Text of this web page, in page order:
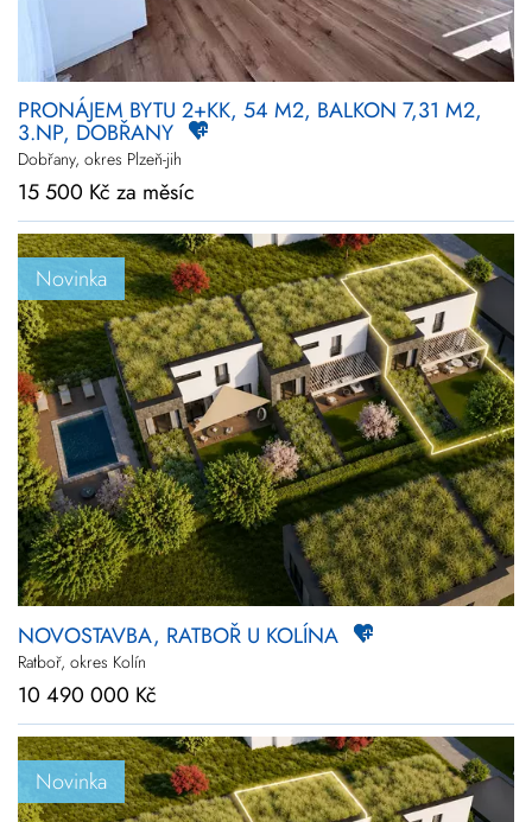
PRONÁJEM BYTU 2+KK, 54 M2, BALKON 7,31 M2,
3.NP, DOBŘANY
Dobřany, okres Plzeň-jih
15 500 Kč za měsíc
Novinka
NOVOSTAVBA, RATBOŘ U KOLÍNA
Ratboř, okres Kolín
10 490 000 Kč
Novinka